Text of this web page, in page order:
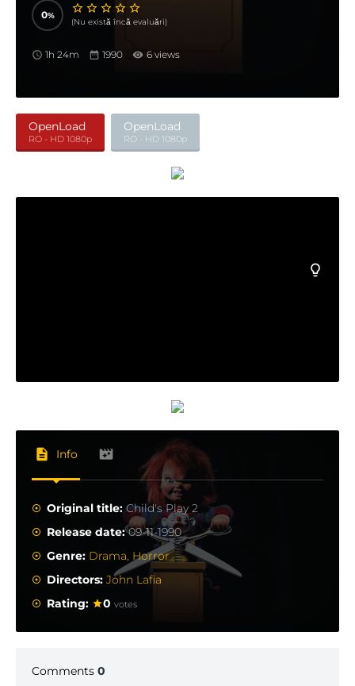
0
(Nu există încă evaluări)
1h 24m 1990 6 views
OpenLoad
RO - HD 1080p
OpenLoad
RO - HD 1080p
Info
Original title:Child's Play 2
Release date:09-11-1990
Genre: Drama, Horror
Directors:John Lafia
Rating:
0 votes
Comments 0